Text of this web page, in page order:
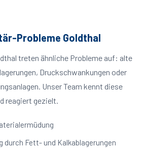
Probleme Goldthal
treten ähnliche Probleme auf: alte
Druckschwankungen oder
Unser Team kennt diese
reagiert gezielt.
durch Fett- und Kalkablagerungen